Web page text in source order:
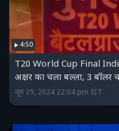
4:50
T20 World Cup Final
अक्षर का चला बल्ला, 3 बॉलर
जून 29, 2024 22:04 pm IST